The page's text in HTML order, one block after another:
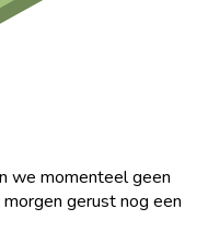
we momenteel geen
gerust nog een